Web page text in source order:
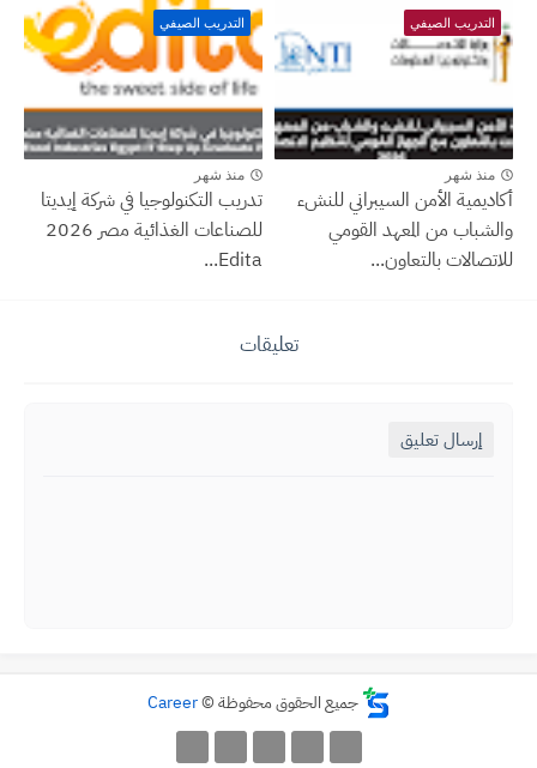
التدريب الصيفي
منذ شهر
أكاديمية الأمن السيبراني للنشء
والشباب من المعهد القومي
للاتصالات بالتعاون...
التدريب الصيفي
منذ شهر
تدريب التكنولوجيا في شركة إيديتا
للصناعات الغذائية مصر 2026
Edita...
تعليقات
إرسال تعليق
جميع الحقوق محفوظة ©Career